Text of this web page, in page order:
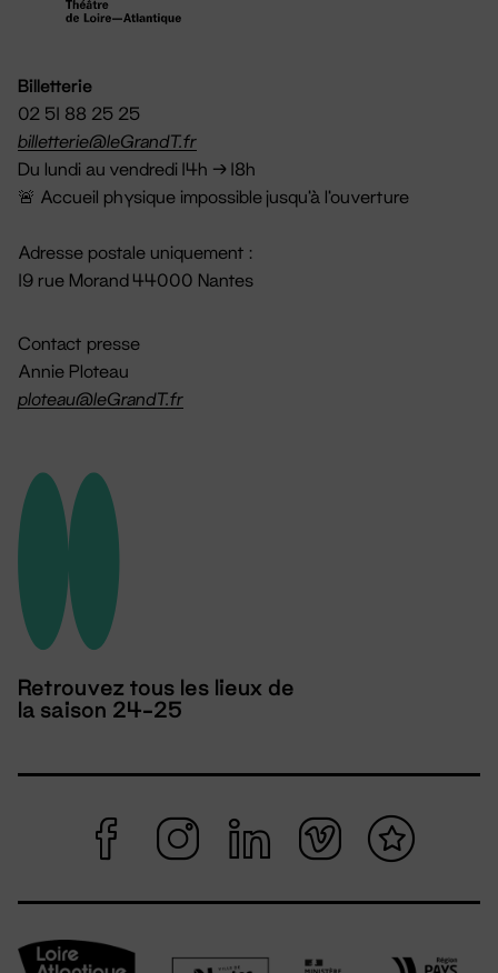
Billetterie
02 51 88 25 25
billetterie@leGrandT.fr
Du lundi au vendredi 14h → 18h
🚨 Accueil physique impossible jusqu'à l'ouverture
Adresse postale uniquement :
19 rue Morand 44000 Nantes
Contact presse
Annie Ploteau
ploteau@leGrandT.fr
Retrouvez tous les lieux de
la saison 24-25